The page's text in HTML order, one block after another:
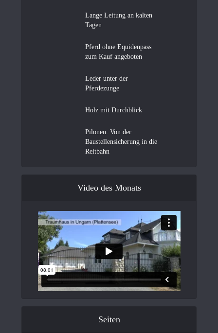
Lange Leitung an kalten
Tagen
Pferd ohne Equidenpass
zum Kauf angeboten
Leder unter der
Pferdezunge
Holz mit Durchblick
Pilonen: Von der
Baustellensicherung in die
Reitbahn
Video des Monats
Seiten